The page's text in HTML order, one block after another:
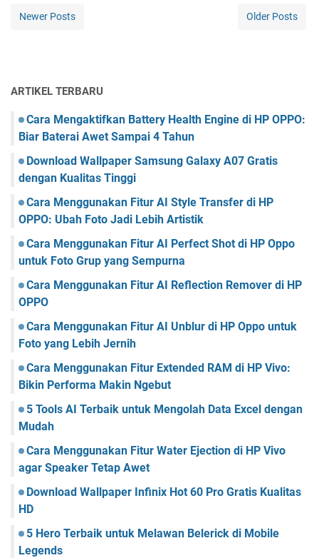
Newer Posts Older Posts
ARTIKEL TERBARU
Cara Mengaktifkan Battery Health Engine di HP OPPO:
Biar Baterai Awet Sampai 4 Tahun
Download Wallpaper Samsung Galaxy A07 Gratis
dengan Kualitas Tinggi
Cara Menggunakan Fitur AI Style Transfer di HP
OPPO: Ubah Foto Jadi Lebih Artistik
Cara Menggunakan Fitur AI Perfect Shot di HP Oppo
untuk Foto Grup yang Sempurna
Cara Menggunakan Fitur AI Reflection Remover di HP
OPPO
Cara Menggunakan Fitur AI Unblur di HP Oppo untuk
Foto yang Lebih Jernih
Cara Menggunakan Fitur Extended RAM di HP Vivo:
Bikin Performa Makin Ngebut
5 Tools AI Terbaik untuk Mengolah Data Excel dengan
Mudah
Cara Menggunakan Fitur Water Ejection di HP Vivo
agar Speaker Tetap Awet
Download Wallpaper Infinix Hot 60 Pro Gratis Kualitas
HD
5 Hero Terbaik untuk Melawan Belerick di Mobile
Legends